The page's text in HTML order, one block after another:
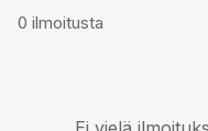
0 ilmoitusta